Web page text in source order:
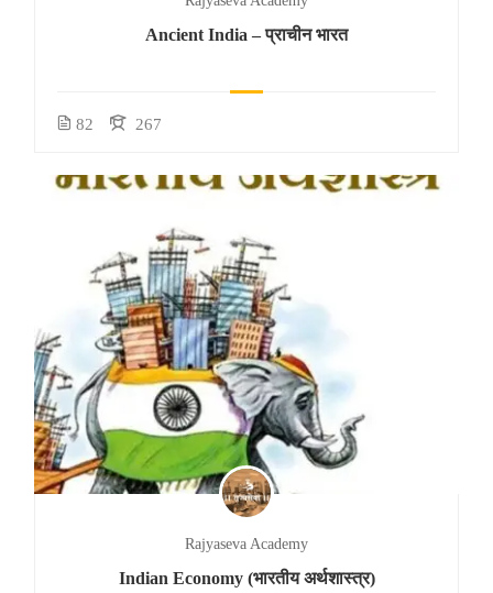
Ancient India – प्राचीन भारत
82 267
Rajyaseva Academy
Indian Economy (भारतीय अर्थशास्त्र)